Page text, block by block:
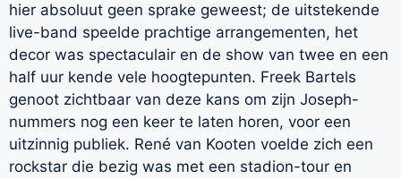
hier absoluut geen sprake geweest; de uitstekende
live-band speelde prachtige arrangementen, het
decor was spectaculair en de show van twee en een
half uur kende vele hoogtepunten. Freek Bartels
genoot zichtbaar van deze kans om zijn Joseph-
nummers nog een keer te laten horen, voor een
uitzinnig publiek. René van Kooten voelde zich een
rockstar die bezig was met een stadion-tour en